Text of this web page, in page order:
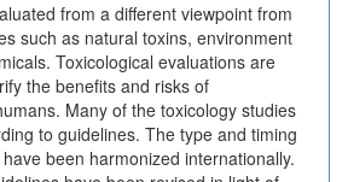
from a different viewpoint from
such as natural toxins, environment
Toxicological evaluations are
the benefits and risks of
Many of the toxicology studies
to guidelines. The type and timing
been harmonized internationally.